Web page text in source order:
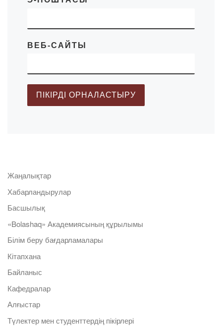
ВЕБ-САЙТЫ
Жаңалықтар
Хабарландырулар
Басшылық
«Bolashaq» Академиясының құрылымы
Білім беру бағдарламалары
Кітапхана
Байланыс
Кафедралар
Алғыстар
Түлектер мен студенттердің пікірлері